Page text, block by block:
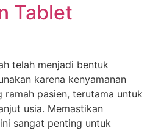
Tablet
telah menjadi bentuk
karena kenyamanan
pasien, terutama untuk
usia. Memastikan
sangat penting untuk